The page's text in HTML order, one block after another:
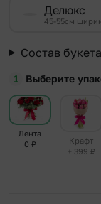
Делюкс
45-55см
Состав букета
Выберите
Лента
0 ₽
Крафт
+ 399 ₽